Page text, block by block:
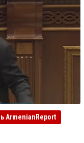
ArmenianReport